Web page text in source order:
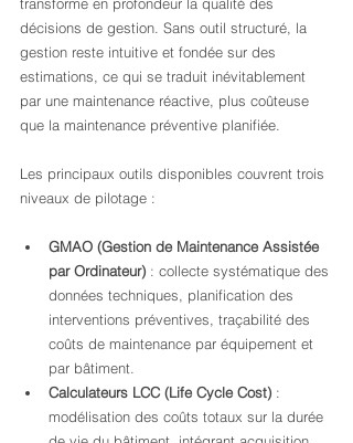
décisions de gestion. Sans outil structuré, la
gestion reste intuitive et fondée sur des
estimations, ce qui se traduit inévitablement
par une maintenance réactive, plus coûteuse
que la maintenance préventive planifiée.
Les principaux outils disponibles couvrent trois
niveaux de pilotage :
GMAO (Gestion de Maintenance Assistée
par Ordinateur) : collecte systématique des
données techniques, planification des
interventions préventives, traçabilité des
coûts de maintenance par équipement et
par bâtiment.
Calculateurs LCC (Life Cycle Cost) :
modélisation des coûts totaux sur la durée